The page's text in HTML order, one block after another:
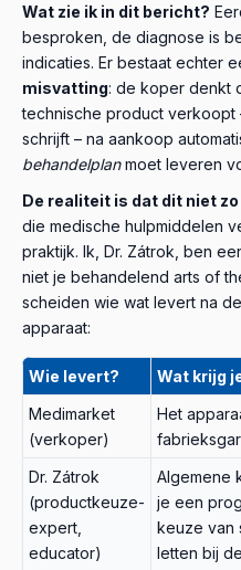
Wat zie ik in dit bericht?
besproken, de diagnose is
indicaties. Er bestaat echter
misvatting: de koper denkt
technische product
schrijft – na aankoop
behandelplanmoet leveren
De realiteit is dat dit niet zo
die medische hulpmiddelen
praktijk. Ik, Dr. Zátrok, ben
niet je behandelend arts of
scheiden wie wat levert na
apparaat:
Wie levert?
Wat krijg
Medimarket
(verkoper)
Het
Dr. Zátrok
(productkeuze-
expert,
educator)
Algemene
je een
keuze van
letten bij